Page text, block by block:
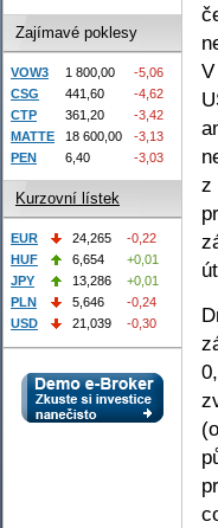
z
Zajímavé poklesy
VOW3 1 800,00
-5,06
CSG
441,60
-4,62
CTP
361,20
-3,42
MATTE
18 600,00
-3,13
PEN
6,40 -3,03
Kurzovní lístek
EUR 24,265
-0,22
HUF
6,654
+0,01
JPY
13,286
+0,01
PLN
5,646
-0,24
USD
21,039 -0,30